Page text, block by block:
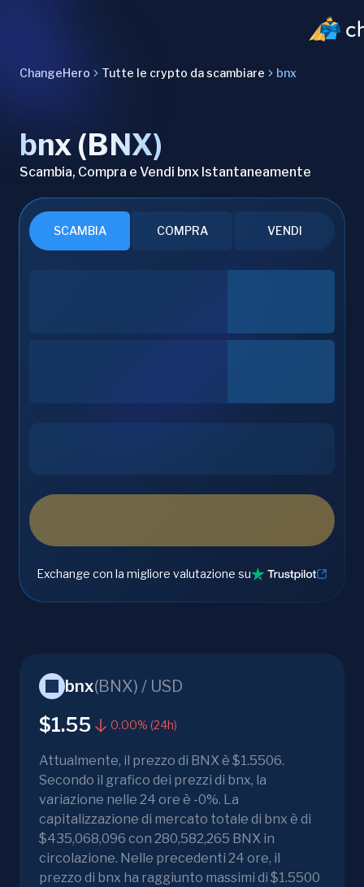
ChangeHero Tutte le crypto da scambiare bnx
bnx (BNX)
Scambia, Compra e Vendi bnx Istantaneamente
SCAMBIA COMPRA VENDI
Exchange con la migliore valutazione su
bnx(BNX) / USD
$1.55 0.00% (24h)
Attualmente, il prezzo di BNX è $1.5506.
Secondo il grafico dei prezzi di bnx, la
variazione nelle 24 ore è -0%. La
capitalizzazione di mercato totale di bnx è di
$435,068,096 con 280,582,265 BNX in
circolazione. Nelle precedenti 24 ore, il
prezzo di bnx ha raggiunto massimi di $1.5500